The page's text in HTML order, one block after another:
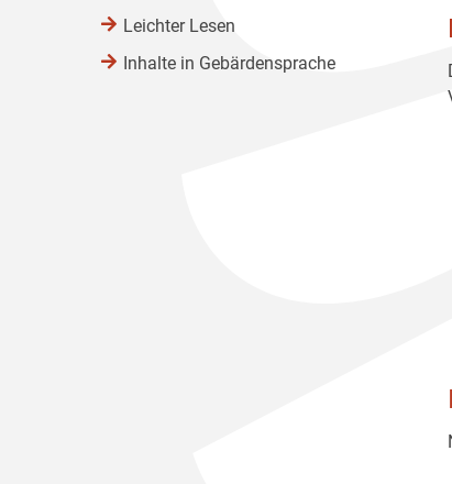
Leichter Lesen
Inhalte in Gebärdensprache